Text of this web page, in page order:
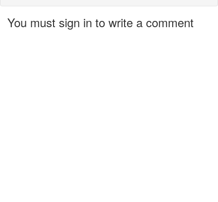
You must sign in to write a comment